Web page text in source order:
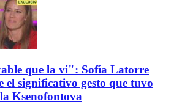
que la vi": Sofía Latorre
el significativo gesto que tuvo
Ksenofontova